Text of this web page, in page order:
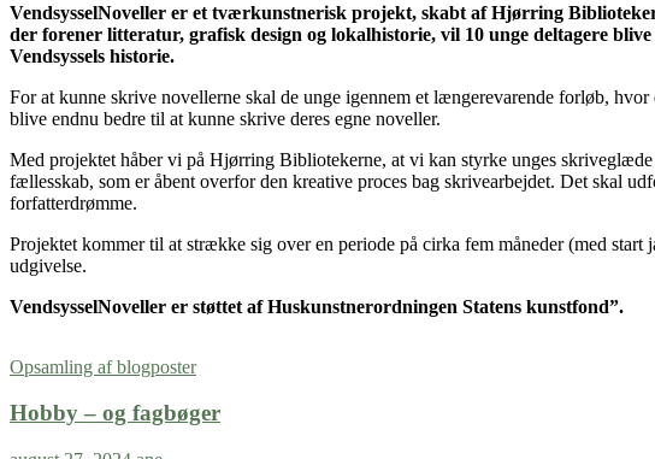
VendsysselNoveller er et tværkunstnerisk projekt, skabt af Hjørring
der forener litteratur, grafisk design og lokalhistorie, vil 10 unge deltagere
Vendsyssels historie.
For at kunne skrive novellerne skal de unge igennem et længerevarende forløb,
blive endnu bedre til at kunne skrive deres egne noveller.
Med projektet håber vi på Hjørring Bibliotekerne, at vi kan styrke unges
fællesskab, som er åbent overfor den kreative proces bag skrivearbejdet. Det skal
forfatterdrømme.
Projektet kommer til at strække sig over en periode på cirka fem måneder (med
udgivelse.
VendsysselNoveller er støttet af Huskunstnerordningen Statens kunstfond”.
Opsamling af blogposter
Hobby – og fagbøger